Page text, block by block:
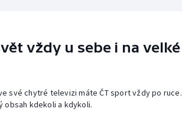
vždy u sebe i na velké
své chytré televizi máte ČT sport vždy po ruce.
obsah kdekoli a kdykoli.